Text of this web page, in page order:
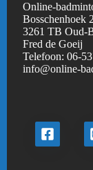
Online-
Bosschenhoek
3261 TB Oud-
Fred de Goeij
Telefoon:06-
info@online-